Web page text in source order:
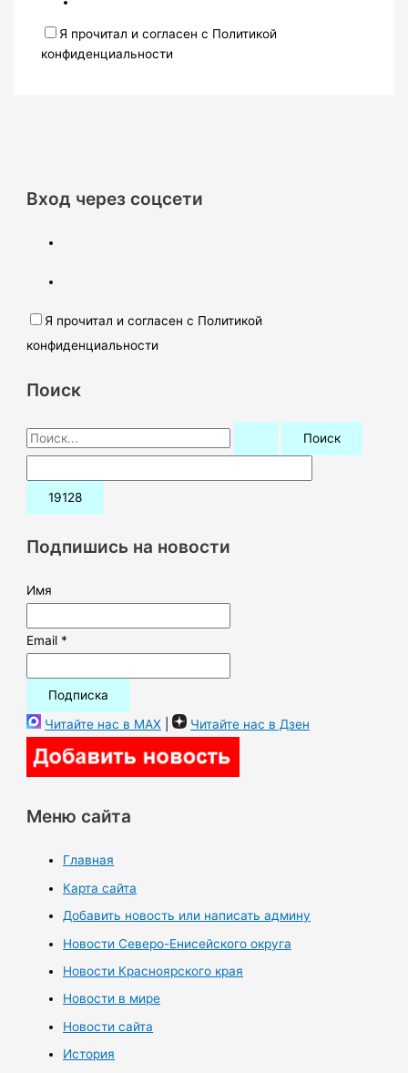
Я прочитал и согласен с Политикой
конфиденциальности
Вход через соцсети
Я прочитал и согласен с Политикой
конфиденциальности
Поиск
П
о
и
:Подпишись на новости
Имя
Email *
Читайте нас в MAX | Читайте нас в Дзен
Меню сайта
Главная
Карта сайта
Добавить новость или написать админу
Новости Северо-Енисейского округа
Новости Красноярского края
Новости в мире
Новости сайта
История